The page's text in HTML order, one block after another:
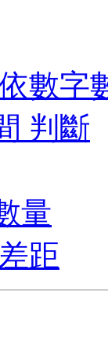
數字
判斷
量
距